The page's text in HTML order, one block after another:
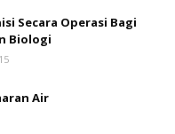
Secara Operasi Bagi
Biologi
Air